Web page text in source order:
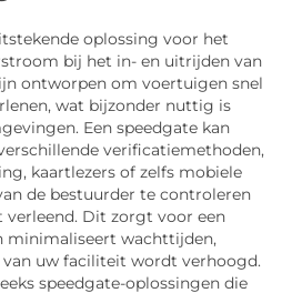
oplossing voor het
bij het in- en uitrijden van
ontworpen om voertuigen snel
wat bijzonder nuttig is
Een speedgate kan
verificatiemethoden,
kaartlezers of zelfs mobiele
de bestuurder te controleren
Dit zorgt voor een
wachttijden,
uw faciliteit wordt verhoogd.
speedgate-oplossingen die